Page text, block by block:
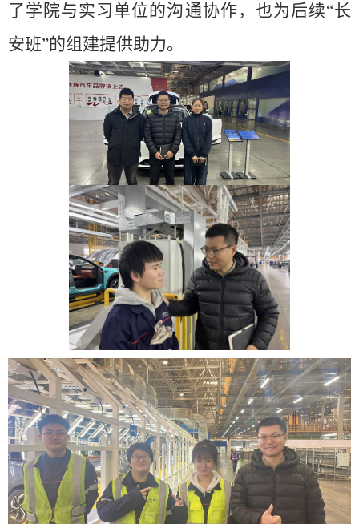
了学院与实习单位的沟通协作，也为后续“长
安班”的组建提供助力。